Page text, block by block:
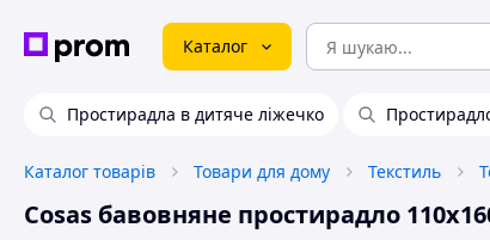
Каталог
Простирадла в дитяче ліжечко
Каталог товарів Товари для дому Текстиль
Cosas бавовняне простирадло